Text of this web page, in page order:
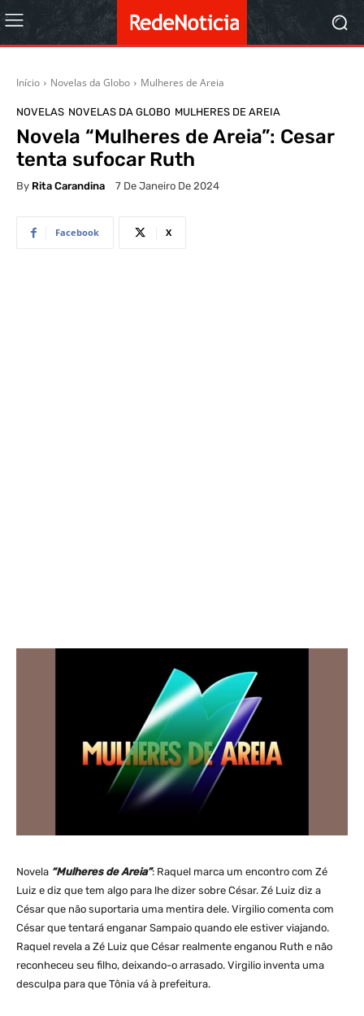
Início Novelas da Globo Mulheres de Areia
NOVELAS NOVELAS DA GLOBO MULHERES DE AREIA
Novela “Mulheres de Areia”: Cesar
tenta sufocar Ruth
By Rita Carandina 7 De Janeiro De 2024
Facebook X
Novela “Mulheres de Areia”: Raquel marca um encontro com Zé
Luiz e diz que tem algo para lhe dizer sobre César. Zé Luiz diz a
César que não suportaria uma mentira dele. Virgilio comenta com
César que tentará enganar Sampaio quando ele estiver viajando.
Raquel revela a Zé Luiz que César realmente enganou Ruth e não
reconheceu seu filho, deixando-o arrasado. Virgilio inventa uma
desculpa para que Tônia vá à prefeitura.